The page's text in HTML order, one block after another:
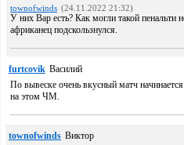
townofwinds (24.11.2022 21:32)
У них Вар есть? Как могли такой пенальти
африканец подскользнулся.
furtcovik Василий
По вывеске очень вкусный матч
на этом ЧМ.
townofwinds Виктор